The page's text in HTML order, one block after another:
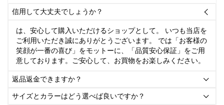
信用して大丈夫でしょうか？ 
は、安心して購入いただけるショップとして。 いつも当店を
ご利用いただき誠にありがとうございます。 では「お客様の
笑顔が一番の喜び」をモットーに、「品質安心保証」をご用
意しております。ご安心して、お買物をお楽しみください。
返品返金できますか？ 
サイズとカラーはどう選べば良いですか？ 